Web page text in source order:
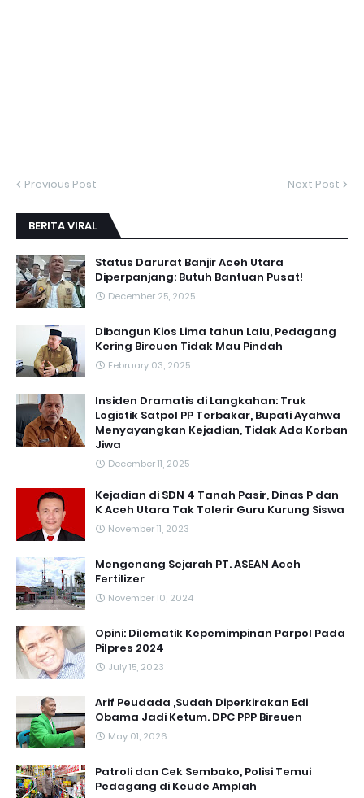
Previous Post Next Post
BERITA VIRAL
Status Darurat Banjir Aceh Utara
Diperpanjang: Butuh Bantuan Pusat!
December 25, 2025
Dibangun Kios Lima tahun Lalu, Pedagang
Kering Bireuen Tidak Mau Pindah
February 03, 2025
Insiden Dramatis di Langkahan: Truk
Logistik Satpol PP Terbakar, Bupati Ayahwa
Menyayangkan Kejadian, Tidak Ada Korban
Jiwa
December 11, 2025
Kejadian di SDN 4 Tanah Pasir, Dinas P dan
K Aceh Utara Tak Tolerir Guru Kurung Siswa
November 11, 2023
Mengenang Sejarah PT. ASEAN Aceh
Fertilizer
November 10, 2024
Opini: Dilematik Kepemimpinan Parpol Pada
Pilpres 2024
July 15, 2023
Arif Peudada ,Sudah Diperkirakan Edi
Obama Jadi Ketum. DPC PPP Bireuen
May 01, 2026
Patroli dan Cek Sembako, Polisi Temui
Pedagang di Keude Amplah